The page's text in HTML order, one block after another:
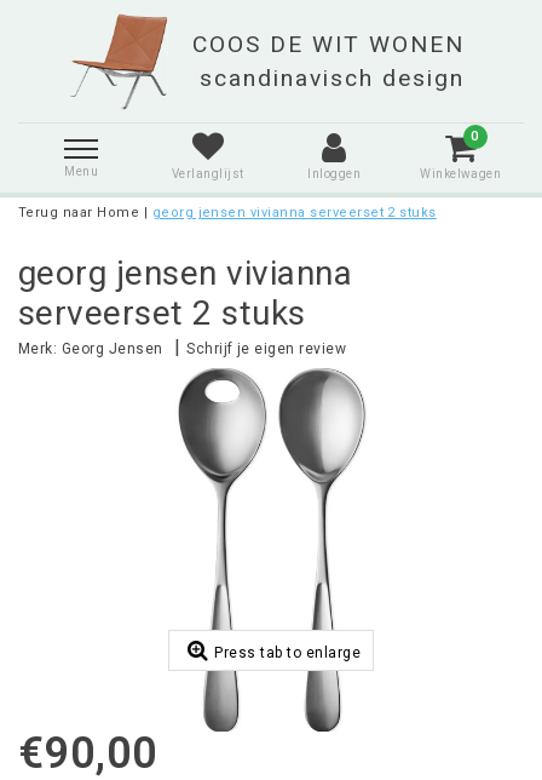
Menu Verlanglijst Inloggen
0
Winkelwagen
Terug naar Home | georg jensen vivianna serveerset 2 stuks
georg jensen vivianna
serveerset 2 stuks
Merk: Georg Jensen |Schrijf je eigen review
Press tab to enlarge
€90,00